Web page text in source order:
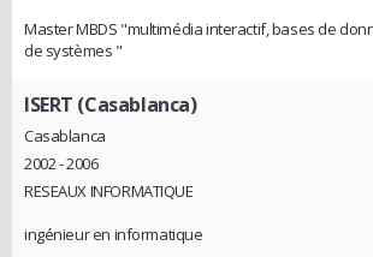
Master MBDS "multimédia interactif, bases de
de systèmes "
ISERT (Casablanca)
Casablanca
2002 - 2006
RESEAUX INFORMATIQUE
ingénieur en informatique